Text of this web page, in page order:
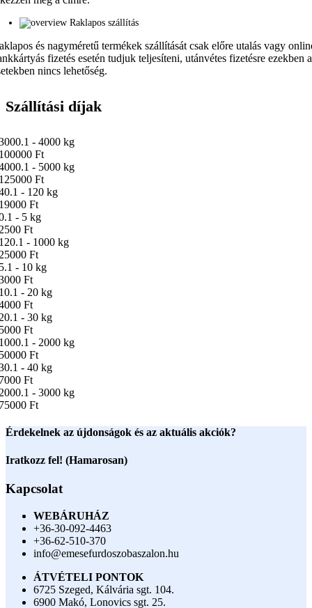
Raklapos szállítás
és nagyméretű termékek szállítását csak előre utalás vagy
fizetés esetén tudjuk teljesíteni, utánvétes fizetésre ezekben
nincs lehetőség.
Szállítási díjak
- 4000 kg
Ft
- 5000 kg
Ft
- 120 kg
Ft
- 5 kg
Ft
- 1000 kg
Ft
- 10 kg
Ft
- 20 kg
Ft
- 30 kg
Ft
- 2000 kg
Ft
- 40 kg
Ft
- 3000 kg
Ft
Érdekelnek az újdonságok és az aktuális akciók?
Iratkozz fel! (Hamarosan)
Kapcsolat
WEBÁRUHÁZ
+36-30-092-4463
+36-62-510-370
info@emesefurdoszobaszalon.hu
ÁTVÉTELI PONTOK
6725 Szeged, Kálvária sgt. 104.​
6900 Makó, Lonovics sgt. 25.